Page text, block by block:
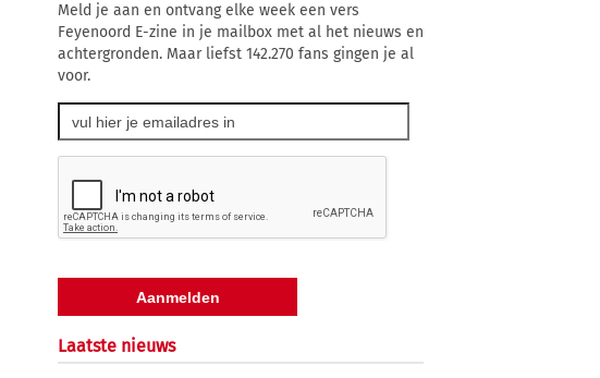
Meld je aan en ontvang elke week een vers
Feyenoord E-zine in je mailbox met al het nieuws en
achtergronden. Maar liefst 142.270 fans gingen je al
voor.
Laatste nieuws